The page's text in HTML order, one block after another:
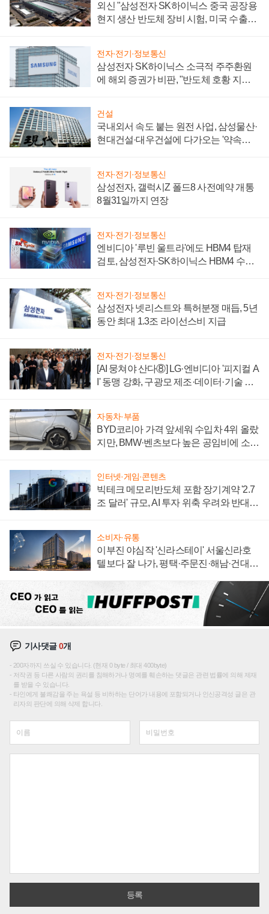
외신 "삼성전자 SK하이닉스 중국 공장용
현지 생산 반도체 장비 시험, 미국 수출통
전자·전기·정보통신
삼성전자 SK하이닉스 소극적 주주환원
에 해외 증권가 비판, "반도체 호황 지속
건설
국내외서 속도 붙는 원전 사업, 삼성물산·
현대건설·대우건설에 다가오는 '약속의
전자·전기·정보통신
삼성전자, 갤럭시Z 폴드8 사전예약 개통
8월31일까지 연장
전자·전기·정보통신
엔비디아 '루빈 울트라'에도 HBM4 탑재
검토, 삼성전자·SK하이닉스 HBM4 수율
전자·전기·정보통신
삼성전자 넷리스트와 특허분쟁 매듭, 5년
동안 최대 1.3조 라이선스비 지급
전자·전기·정보통신
[AI 뭉쳐야 산다⑧] LG·엔비디아 '피지컬 A
I' 동맹 강화, 구광모 제조·데이터·기술 결
자동차·부품
BYD코리아 가격 앞세워 수입차 4위 올랐
지만, BMW·벤츠보다 높은 공임비에 소비
인터넷·게임·콘텐츠
빅테크 메모리반도체 포함 장기계약 '2.7
조 달러' 규모, AI 투자 위축 우려와 반대
소비자·유통
이부진 야심작 '신라스테이' 서울신라호
텔보다 잘 나가, 평택·주문진·해남·건대로
기사댓글0개
200자까지 쓰실 수 있습니다. (현재 0 byte / 최대 400byte)
저작권 등 다른 사람의 권리를 침해하거나 명예를 훼손하는 댓글은 관련 법률에 의해 제재
를 받을 수 있습니다.
타인에게 불쾌감을 주는 욕설 등 비하하는 단어가 내용에 포함되거나 인신공격성 글은 관
리자의 판단에 의해 삭제 합니다.